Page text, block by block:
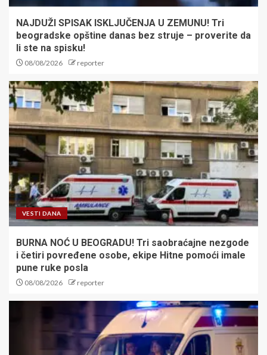
NAJDUŽI SPISAK ISKLJUČENJA U ZEMUNU! Tri
beogradske opštine danas bez struje – proverite da
li ste na spisku!
08/08/2026 reporter
VESTI DANA
BURNA NOĆ U BEOGRADU! Tri saobraćajne nezgode
i četiri povređene osobe, ekipe Hitne pomoći imale
pune ruke posla
08/08/2026 reporter